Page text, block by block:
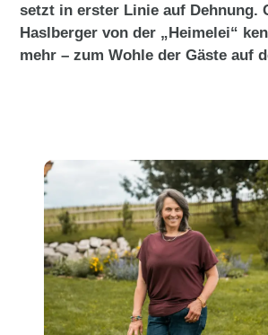
setzt in erster Linie auf Dehnung.
Haslberger von der „Heimelei“
mehr – zum Wohle der Gäste auf